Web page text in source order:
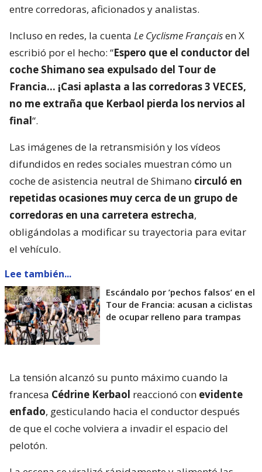
entre corredoras, aficionados y analistas.
Incluso en redes, la cuenta Le Cyclisme Françaisen X
escribió por el hecho: “Espero que el conductor del
coche Shimano sea expulsado del Tour de
Francia… ¡Casi aplasta a las corredoras 3 VECES,
no me extraña que Kerbaol pierda los nervios al
final“.
Las imágenes de la retransmisión y los vídeos
difundidos en redes sociales muestran cómo un
coche de asistencia neutral de Shimano circuló en
repetidas ocasiones muy cerca de un grupo de
corredoras en una carretera estrecha,
obligándolas a modificar su trayectoria para evitar
el vehículo.
Lee también...
Escándalo por ’pechos falsos’ en el
Tour de Francia: acusan a ciclistas
de ocupar relleno para trampas
La tensión alcanzó su punto máximo cuando la
francesa Cédrine Kerbaol reaccionó con evidente
enfado, gesticulando hacia el conductor después
de que el coche volviera a invadir el espacio del
pelotón.